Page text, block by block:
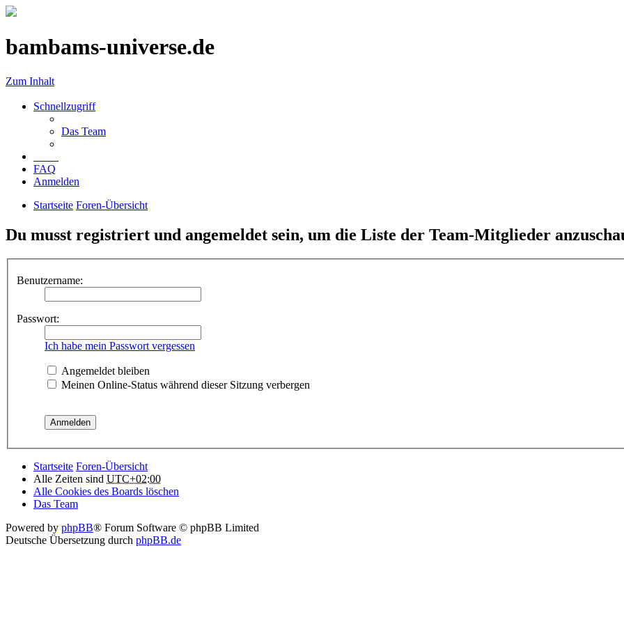
bambams-universe.de
Zum Inhalt
Schnellzugriff
Das Team
FAQ
Anmelden
Startseite Foren-Übersicht
Du musst registriert und angemeldet sein, um die Liste der Team-Mitglieder
Benutzername:
Passwort:
Ich habe mein Passwort vergessen
Angemeldet bleiben
Meinen Online-Status während dieser Sitzung verbergen
Startseite Foren-Übersicht
Alle Zeiten sind UTC+02:00
Alle Cookies des Boards löschen
Das Team
Powered by phpBB® Forum Software © phpBB Limited
Deutsche Übersetzung durch phpBB.de